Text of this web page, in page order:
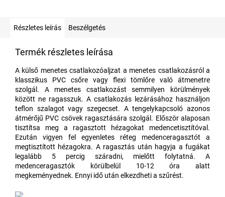
Részletes leírás Beszélgetés
Termék részletes leírása
A külső menetes csatlakozóaljzat a menetes csatlakozásról a
klasszikus PVC csőre vagy flexi tömlőre való átmenetre
szolgál. A menetes csatlakozást semmilyen körülmények
között ne ragasszuk. A csatlakozás lezárásához használjon
teflon szalagot vagy szegecset. A tengelykapcsoló azonos
átmérőjű PVC csövek ragasztására szolgál. Először alaposan
tisztítsa meg a ragasztott hézagokat medencetisztítóval.
Ezután vigyen fel egyenletes réteg medenceragasztót a
megtisztított hézagokra. A ragasztás után hagyja a fugákat
legalább 5 percig száradni, mielőtt folytatná. A
medenceragasztók körülbelül 10-12 óra alatt
megkeményednek. Ennyi idő után elkezdheti a szűrést.